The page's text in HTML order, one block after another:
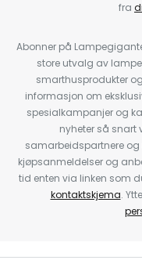
fra
Abonner på
store utvalg av
smarthusprodukter
informasjon om
spesialkampanjer og
nyheter så snart
samarbeidspartnere
kjøpsanmeldelser og
tid enten via linken som
kontaktskjema.